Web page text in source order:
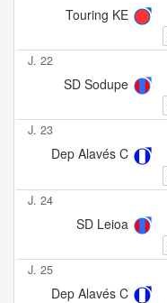
Touring KE
J. 22
SD Sodupe
J. 23
Dep Alavés C
J. 24
SD Leioa
J. 25
Dep Alavés C